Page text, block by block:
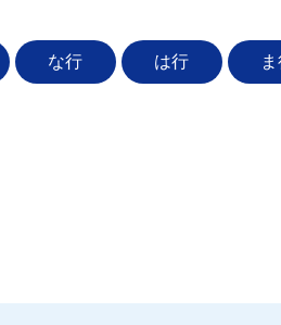
な行 は行